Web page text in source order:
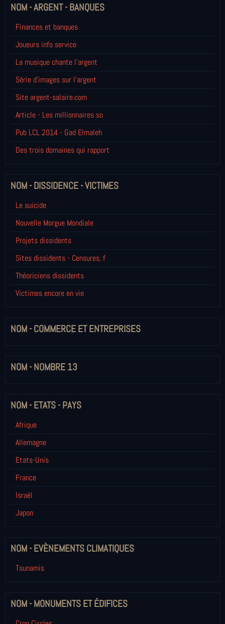
NOM - ARGENT - BANQUES
Finances et banques
Joueurs info service
La musique chante l'argent
Série d'images sur l'argent
Site argent-salaire.com
Article - Les millionnaires so
Pub LCL 2014 - Gad Elmaleh
Des trois domaines qui rapport
NOM - DISSIDENCE - VICTIMES
Le suicide
Nouvelle Morgue Mondiale
Projets dissidents
Sites dissidents - Censures, f
Théoriciens dissidents
Victimes encore en vie
NOM - COMMERCE ET ENTREPRISES
NOM - NOMBRE 13
NOM - ETATS - PAYS
Afrique
Allemagne
Etats-Unis
France
Israël
Japon
NOM - EVÈNEMENTS CLIMATIQUES
Tsunamis
NOM - MONUMENTS ET ÉDIFICES